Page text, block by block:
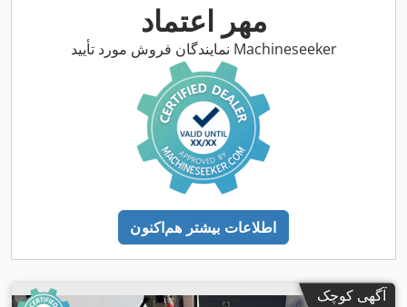
مهر اعتماد
نمایندگان فروش مورد تأیید Machineseeker
اطلاعات بیشتر هم‌اکنون
آگهی کوچک